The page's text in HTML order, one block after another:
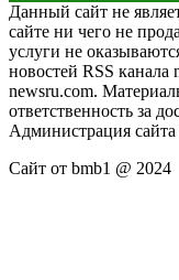
Данный сайт не
сайте ни чего не
услуги не
новостей RSS канала
newsru.com.
ответственность за
Администрация сайта
Сайт от bmb1 @ 2024